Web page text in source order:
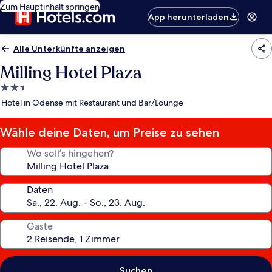
Zum Hauptinhalt springen
App herunterladen
Alle Unterkünfte anzeigen
Milling Hotel Plaza
2.5-
Sterne-
Hotel in Odense mit Restaurant und Bar/Lounge
Wähle deine Daten, um Preise zu sehen
Wo soll’s hingehen?
Daten
Gäste